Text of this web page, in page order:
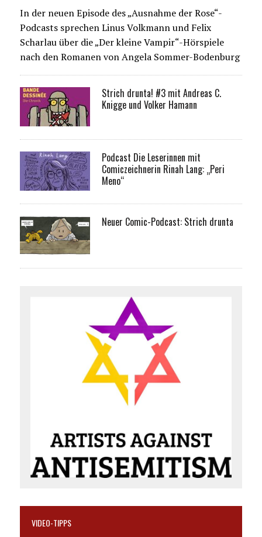
In der neuen Episode des „Ausnahme der Rose“-
Podcasts sprechen Linus Volkmann und Felix
Scharlau über die „Der kleine Vampir“-Hörspiele
nach den Romanen von Angela Sommer-Bodenburg
Strich drunta! #3 mit Andreas C.
Knigge und Volker Hamann
Podcast Die Leserinnen mit
Comiczeichnerin Rinah Lang: „Peri
Meno“
Neuer Comic-Podcast: Strich drunta
VIDEO-TIPPS